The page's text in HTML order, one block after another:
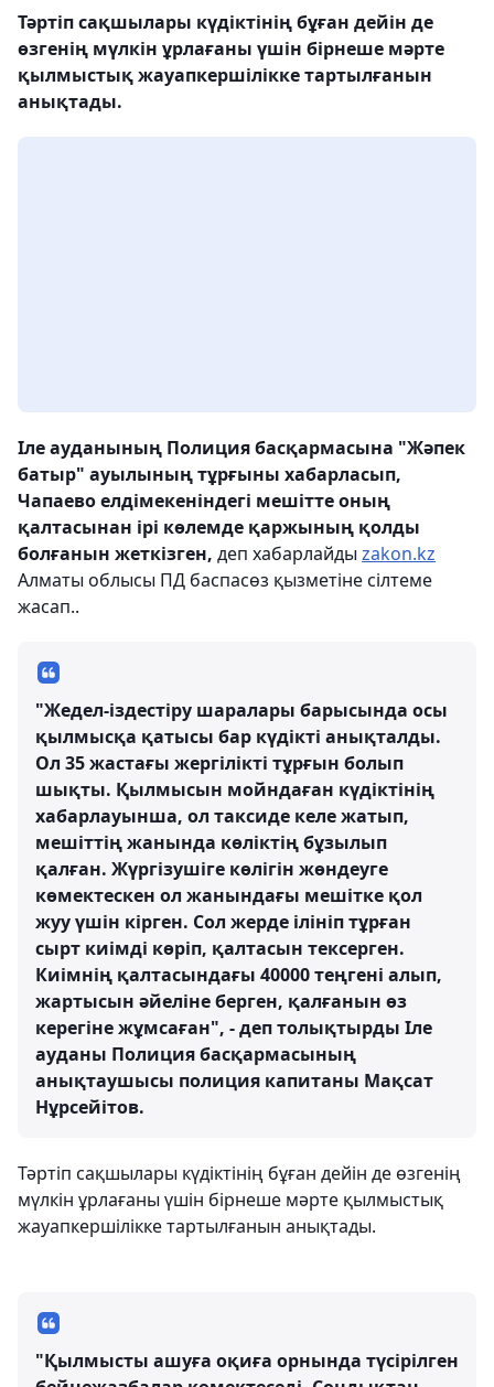
Тәртіп сақшылары күдіктінің бұған дейін де
өзгенің мүлкін ұрлағаны үшін бірнеше мәрте
қылмыстық жауапкершілікке тартылғанын
анықтады.
Іле ауданының Полиция басқармасына "Жәпек
батыр" ауылының тұрғыны хабарласып,
Чапаево елдімекеніндегі мешітте оның
қалтасынан ірі көлемде қаржының қолды
болғанын жеткізген, деп хабарлайды zakon.kz
Алматы облысы ПД баспасөз қызметіне сілтеме
жасап..
"Жедел-іздестіру шаралары барысында осы
қылмысқа қатысы бар күдікті анықталды.
Ол 35 жастағы жергілікті тұрғын болып
шықты. Қылмысын мойндаған күдіктінің
хабарлауынша, ол таксиде келе жатып,
мешіттің жанында көліктің бұзылып
қалған. Жүргізушіге көлігін жөндеуге
көмектескен ол жанындағы мешітке қол
жуу үшін кірген. Сол жерде ілініп тұрған
сырт киімді көріп, қалтасын тексерген.
Киімнің қалтасындағы 40000 теңгені алып,
жартысын әйеліне берген, қалғанын өз
керегіне жұмсаған", - деп толықтырды Іле
ауданы Полиция басқармасының
анықтаушысы полиция капитаны Мақсат
Нұрсейітов.
Тәртіп сақшылары күдіктінің бұған дейін де өзгенің
мүлкін ұрлағаны үшін бірнеше мәрте қылмыстық
жауапкершілікке тартылғанын анықтады.
"Қылмысты ашуға оқиға орнында түсірілген